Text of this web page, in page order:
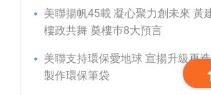
美聯揚帆45載 凝心聚力創未來 黃
樓政共舞 奠樓巿8大預言
美聯支持環保愛地球 宣揚升級再
製作環保筆袋